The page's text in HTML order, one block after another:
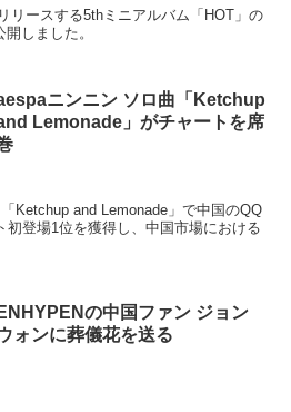
リースする5thミニアルバム「HOT」の
しました。
ニンニン ソロ曲「Ketchup
Lemonade」がチャートを席
Ketchup and Lemonade」で中国のQQ
初登場1位を獲得し、中国市場における
ENHYPENの中国ファン ジョン
ォンに葬儀花を送る